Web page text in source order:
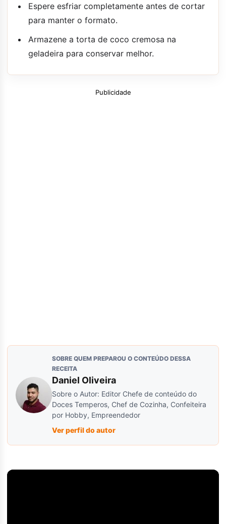
Espere esfriar completamente antes de cortar
para manter o formato.
Armazene a torta de coco cremosa na
geladeira para conservar melhor.
Publicidade
SOBRE QUEM PREPAROU O CONTEÚDO DESSA
RECEITA
Daniel Oliveira
Sobre o Autor: Editor Chefe de conteúdo do
Doces Temperos, Chef de Cozinha, Confeiteira
por Hobby, Empreendedor
Ver perfil do autor